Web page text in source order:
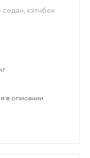
седан, хэтчбек
в описании